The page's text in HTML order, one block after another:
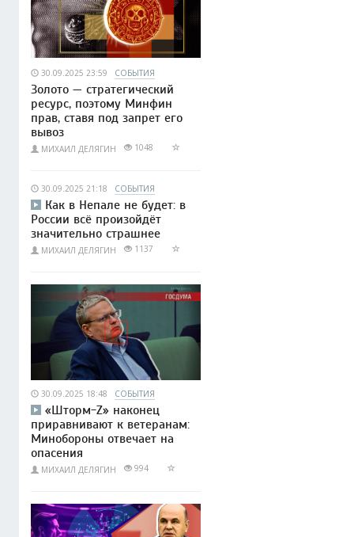
30.09.2025 23:59 СОБЫТИЯ
Золото — стратегический
ресурс, поэтому Минфин
прав, ставя под запрет его
вывоз
МИХАИЛ ДЕЛЯГИН 1048
30.09.2025 21:18 СОБЫТИЯ
Как в Непале не будет: в
России всё произойдёт
значительно страшнее
МИХАИЛ ДЕЛЯГИН 1137
30.09.2025 18:48 СОБЫТИЯ
«Шторм-Z» наконец
приравнивают к ветеранам:
Минобороны отвечает на
опасения
МИХАИЛ ДЕЛЯГИН 994